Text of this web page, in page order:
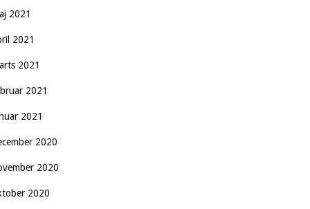
2021
2021
2021
2021
2021
2020
2020
2020